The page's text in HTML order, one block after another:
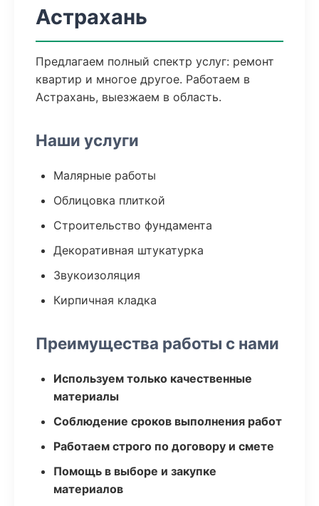
Астрахань
Предлагаем полный спектр услуг: ремонт
квартир и многое другое. Работаем в
Астрахань, выезжаем в область.
Наши услуги
Малярные работы
Облицовка плиткой
Строительство фундамента
Декоративная штукатурка
Звукоизоляция
Кирпичная кладка
Преимущества работы с нами
Используем только качественные
материалы
Соблюдение сроков выполнения работ
Работаем строго по договору и смете
Помощь в выборе и закупке
материалов